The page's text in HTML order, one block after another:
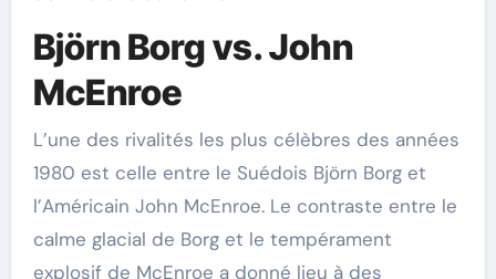
Björn Borg vs. John
McEnroe
L’une des rivalités les plus célèbres des années
1980 est celle entre le Suédois Björn Borg et
l’Américain John McEnroe. Le contraste entre le
calme glacial de Borg et le tempérament
explosif de McEnroe a donné lieu à des